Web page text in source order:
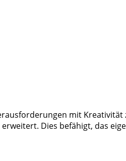
mit
Dies befähigt, das